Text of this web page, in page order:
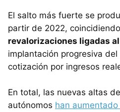
El salto más fuerte se
partir de 2022,
revalorizaciones ligadas al
implantación progresiva
cotización por ingresos
En total, las nuevas altas
autónomos han